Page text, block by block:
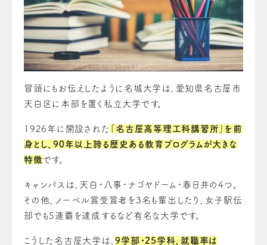
冒頭にもお伝えしたように名城大学は、愛知県名古屋市
天白区に本部を置く私立大学です。
1926年に開設された 「名古屋高等理工科講習所」を前
身とし、90年以上誇る歴史ある教育プログラムが大きな
特徴 です。
キャンパスは、天白・八事・ナゴヤドーム・春日井の4つ。
その他、ノーベル賞受賞者を3名も輩出したり、女子駅伝
部でも5連覇を達成するなど有名な大学です。
こうした名古屋大学は、9学部・25学科、就職率は